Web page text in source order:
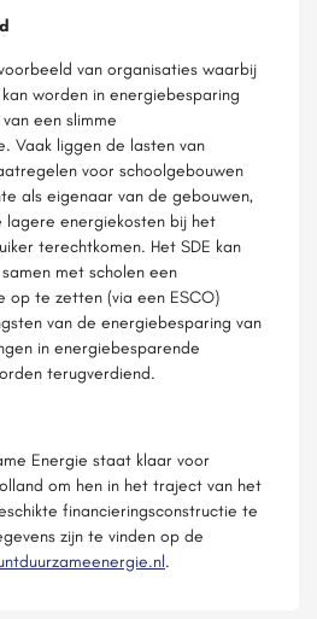
van organisaties waarbij
worden in energiebesparing
een slimme
Vaak liggen de lasten van
voor schoolgebouwen
als eigenaar van de gebouwen,
energiekosten bij het
terechtkomen. Het SDE kan
met scholen een
op te zetten (via een ESCO)
van de energiebesparing van
in energiebesparende
terugverdiend.
Energie staat klaar voor
om hen in het traject van het
financieringsconstructie te
zijn te vinden op de
.